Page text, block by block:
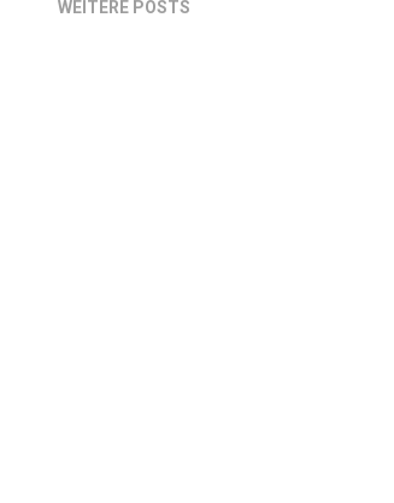
WEITERE POSTS